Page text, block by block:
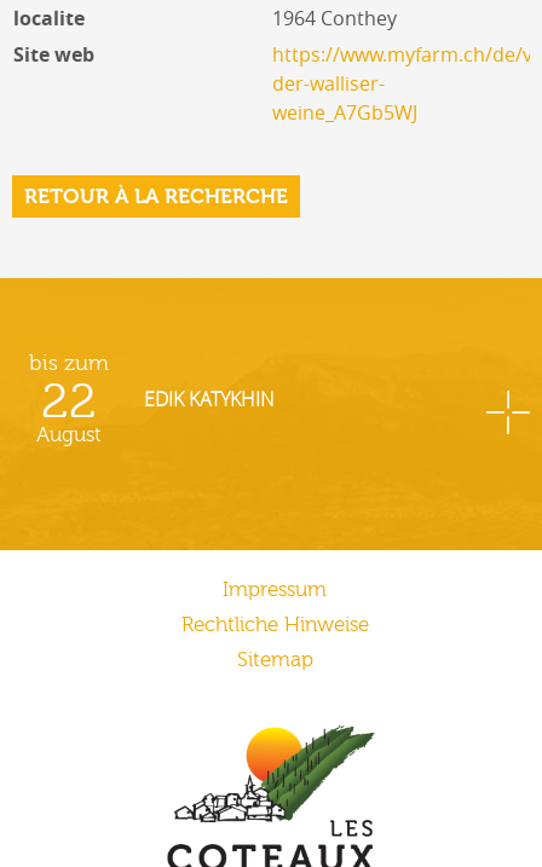
localite
1964 Conthey
Site web
https://www.myfarm.ch/de/
der-walliser-
weine_A7Gb5WJ
RETOUR À LA RECHERCHE
bis zum
22
August
EDIK KATYKHIN
Impressum
Rechtliche Hinweise
Sitemap